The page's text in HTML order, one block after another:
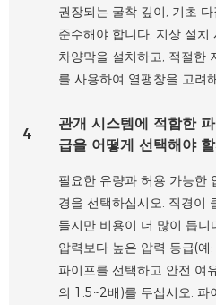
권장되는 굴착 깊이, 기초
준수해야 합니다. 지상 설치
차양막을 설치하고, 적절한
를 사용하여 열팽창을 고려
4
관개 시스템에 적합한
급을 어떻게 선택해야
필요한 유량과 허용 가능한
경을 선택하십시오. 직경이
들지만 비용이 더 많이 듭니
압력보다 높은 압력 등급(
파이프를 선택하고 안전 여
의 1.5~2배)를 두십시오. 파